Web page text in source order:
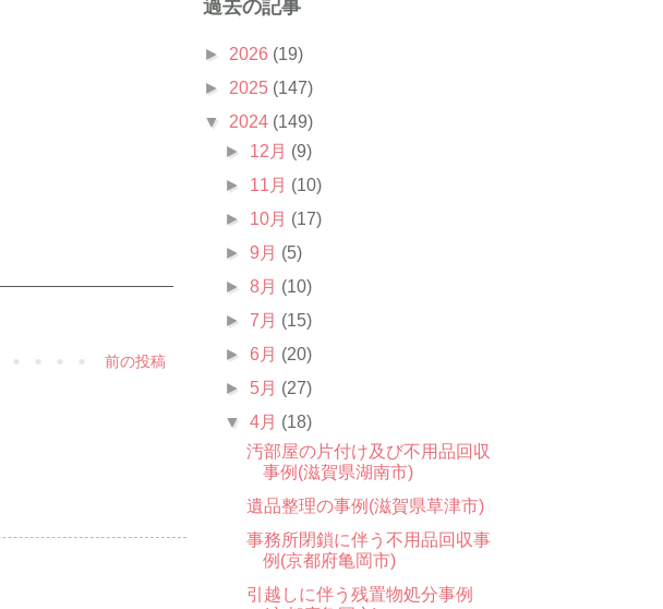
前の投稿
過去の記事
► 2026 (19)
► 2025 (147)
▼ 2024 (149)
► 12月 (9)
► 11月 (10)
► 10月 (17)
►9月 (5)
►8月 (10)
►7月 (15)
►6月 (20)
► 5月 (27)
▼4月 (18)
汚部屋の片付け及び不用品回収
事例(滋賀県湖南市)
遺品整理の事例(滋賀県草津市)
事務所閉鎖に伴う不用品回収事
例(京都府亀岡市)
引越しに伴う残置物処分事例